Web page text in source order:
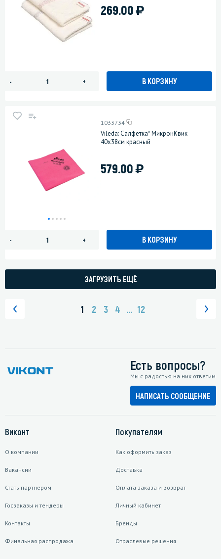
269.00)
- + В КОРЗИНУ
1033734
Vileda: Салфетка* МикронКвик
40х38см красный
579.00)
- + В КОРЗИНУ
ЗАГРУЗИТЬ ЕЩЁ
1 2 3 4 ... 12
Есть вопросы?
Мы с радостью на них ответим
НАПИСАТЬ СООБЩЕНИЕ
Виконт
О компании
Вакансии
Стать партнером
Госзаказы и тендеры
Контакты
Финальная распродажа
Покупателям
Как оформить заказ
Доставка
Оплата заказа и возврат
Личный кабинет
Бренды
Отраслевые решения